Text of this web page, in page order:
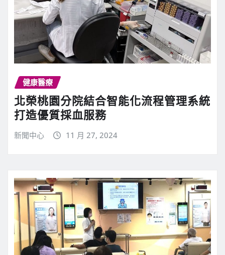
健康醫療
北榮桃園分院結合智能化流程管理系統
打造優質採血服務
新聞中心 11 月 27, 2024